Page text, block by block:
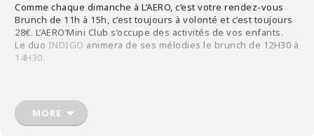
Comme chaque dimanche à L’AERO, c’est votre rendez-vous
Brunch de 11h à 15h, c’est toujours à volonté et c’est toujours
28€. L’AERO’Mini Club s’occupe des activités de vos enfants.
Le duo INDIGO animera de ses mélodies le brunch de 12H30 à
14H30.
MORE